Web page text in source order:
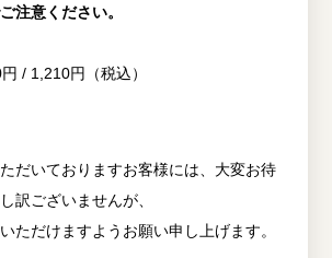
注意ください。
/ 1,210円（税込）
だいておりますお客様には、大変お待
訳ございませんが、
ただけますようお願い申し上げます。